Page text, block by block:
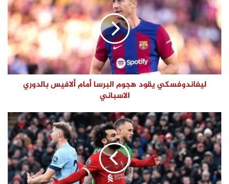
ليفاندوفسكي يقود هجوم البرسا أمام ألافيس بالدوري
الاسباني